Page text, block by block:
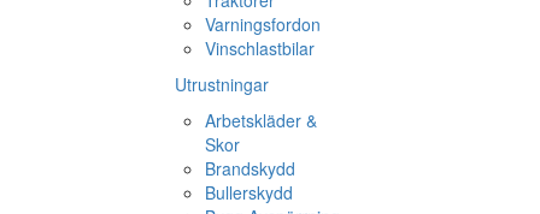
Varningsfordon
Vinschlastbilar
Utrustningar
Arbetskläder &
Skor
Brandskydd
Bullerskydd